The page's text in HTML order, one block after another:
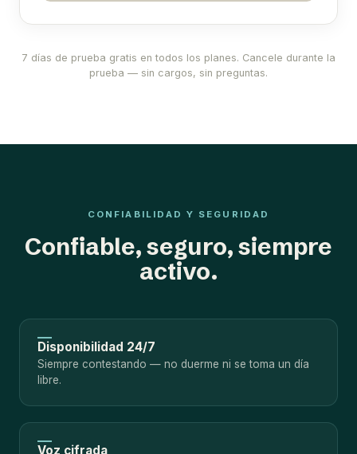
7 días de prueba gratis en todos los planes. Cancele durante la
prueba — sin cargos, sin preguntas.
CONFIABILIDAD Y SEGURIDAD
Confiable, seguro, siempre
activo.
Disponibilidad 24/7
Siempre contestando — no duerme ni se toma un día
libre.
Voz cifrada